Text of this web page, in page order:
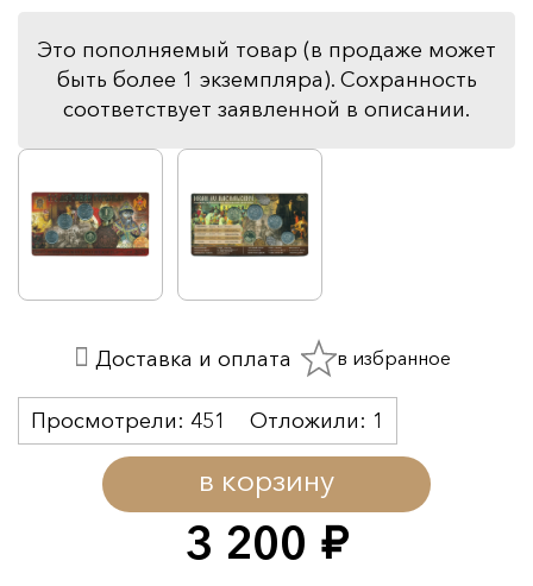
Это пополняемый товар (в продаже может
быть более 1 экземпляра). Сохранность
соответствует заявленной в описании.
3 200 руб.
в корзину
Просмотрели: 451 Отложили: 1
Доставка и оплата в избранное